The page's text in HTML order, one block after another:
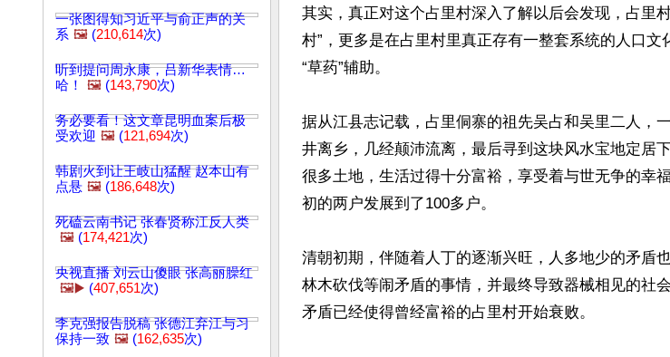
一张图得知习近平与俞正声的关
系 🖼️ (210,614次)
听到提问周永康，吕新华表情…
哈！
🖼️ (143,790次)
务必要看！这文章昆明血案后极
受欢迎 🖼️ (121,694次)
韩剧火到让王岐山猛醒 赵本山有
点悬 🖼️ (186,648次)
死磕云南书记 张春贤称江反人类
🖼️ (174,421次)
央视直播 刘云山傻眼 张高丽臊红
🖼️▶️ (407,651次)
李克强报告脱稿 张德江弃江与习
保持一致 🖼️ (162,635次)
其实，真正对这个占里村深入了解以后会发现，占里
村”，更多是在占里村里真正存有一整套系统的人口文
“草药”辅助。
据从江县志记载，占里侗寨的祖先吴占和吴里二人，
井离乡，几经颠沛流离，最后寻到这块风水宝地定居
很多土地，生活过得十分富裕，享受着与世无争的幸
初的两户发展到了100多户。
清朝初期，伴随着人丁的逐渐兴旺，人多地少的矛盾
林木砍伐等闹矛盾的事情，并最终导致器械相见的社
矛盾已经使得曾经富裕的占里村开始衰败。